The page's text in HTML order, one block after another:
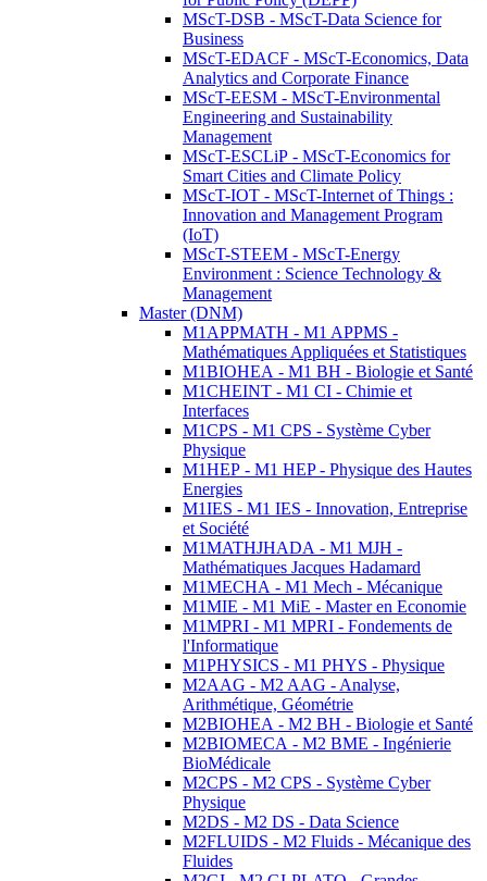
MScT-DSB - MScT-Data Science for
Business
MScT-EDACF - MScT-Economics, Data
Analytics and Corporate Finance
MScT-EESM - MScT-Environmental
Engineering and Sustainability
Management
MScT-ESCLiP - MScT-Economics for
Smart Cities and Climate Policy
MScT-IOT - MScT-Internet of Things :
Innovation and Management Program
(IoT)
MScT-STEEM - MScT-Energy
Environment : Science Technology &
Management
Master (DNM)
M1APPMATH - M1 APPMS -
Mathématiques Appliquées et Statistiques
M1BIOHEA - M1 BH - Biologie et Santé
M1CHEINT - M1 CI - Chimie et
Interfaces
M1CPS - M1 CPS - Système Cyber
Physique
M1HEP - M1 HEP - Physique des Hautes
Energies
M1IES - M1 IES - Innovation, Entreprise
et Société
M1MATHJHADA - M1 MJH -
Mathématiques Jacques Hadamard
M1MECHA - M1 Mech - Mécanique
M1MIE - M1 MiE - Master en Economie
M1MPRI - M1 MPRI - Fondements de
l'Informatique
M1PHYSICS - M1 PHYS - Physique
M2AAG - M2 AAG - Analyse,
Arithmétique, Géométrie
M2BIOHEA - M2 BH - Biologie et Santé
M2BIOMECA - M2 BME - Ingénierie
BioMédicale
M2CPS - M2 CPS - Système Cyber
Physique
M2DS - M2 DS - Data Science
M2FLUIDS - M2 Fluids - Mécanique des
Fluides